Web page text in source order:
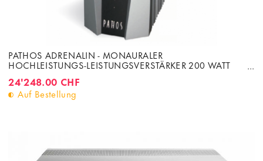
PATHOS ADRENALIN - MONAURALER
HOCHLEISTUNGS-LEISTUNGSVERSTÄRKER 200 WATT
24'248.00 CHF
Auf Bestellung